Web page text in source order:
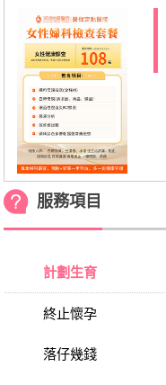
服務項目
計劃生育
終止懷孕
落仔幾錢